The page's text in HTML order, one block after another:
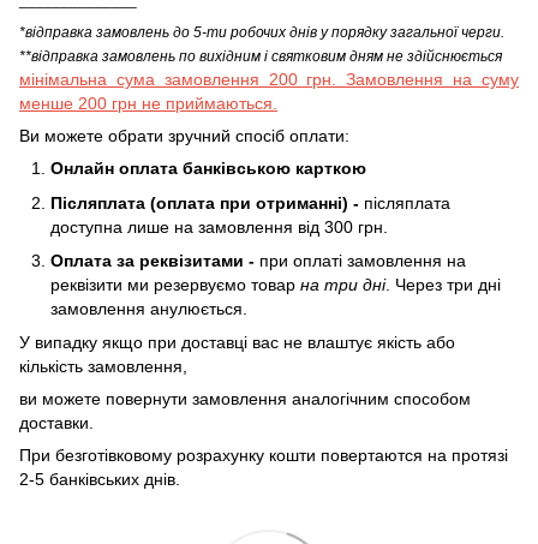
*відправка замовлень до 5-ти робочих днів у порядку загальної черги.
**відправка замовлень по вихідним і святковим дням не здійснюється
мінімальна сума замовлення 200 грн. Замовлення на суму
менше 200 грн не приймаються.
Ви можете обрати зручний спосіб оплати:
Онлайн оплата банківською карткою
Післяплата (оплата при отриманні) - післяплата
доступна лише на замовлення від 300 грн.
Оплата за реквізитами - при оплаті замовлення на
реквізити ми резервуємо товар на три дні. Через три дні
замовлення анулюється.
У випадку якщо при доставці вас не влаштує якість або
кількість замовлення,
ви можете повернути замовлення аналогічним способом
доставки.
При безготівковому розрахунку кошти повертаются на протязі
2-5 банківських днів.